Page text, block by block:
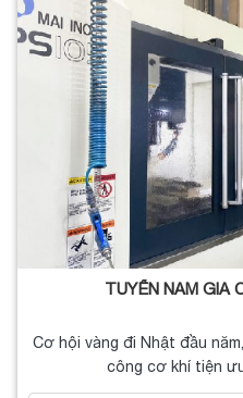
TUYỂN NAM GIA
Cơ hội vàng đi Nhật đầu
công cơ khí tiện